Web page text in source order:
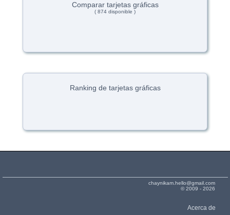
Comparar tarjetas gráficas
( 874 disponible )
Ranking de tarjetas gráficas
chaynikam.hello@gmail.com
© 2009 - 2026
Acerca de